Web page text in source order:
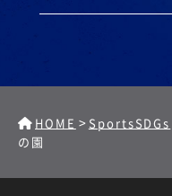
HOME > SportsSDGs
の園